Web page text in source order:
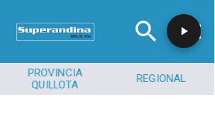
PROVINCIA
QUILLOTA
REGIONAL